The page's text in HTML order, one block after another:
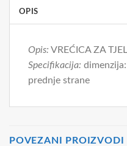
OPIS
Opis: VREĆICA ZA
Specifikacija:
prednje strane
POVEZANI PROIZVODI